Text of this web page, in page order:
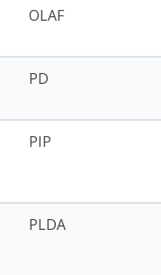
OLAF
PD
PIP
PLDA